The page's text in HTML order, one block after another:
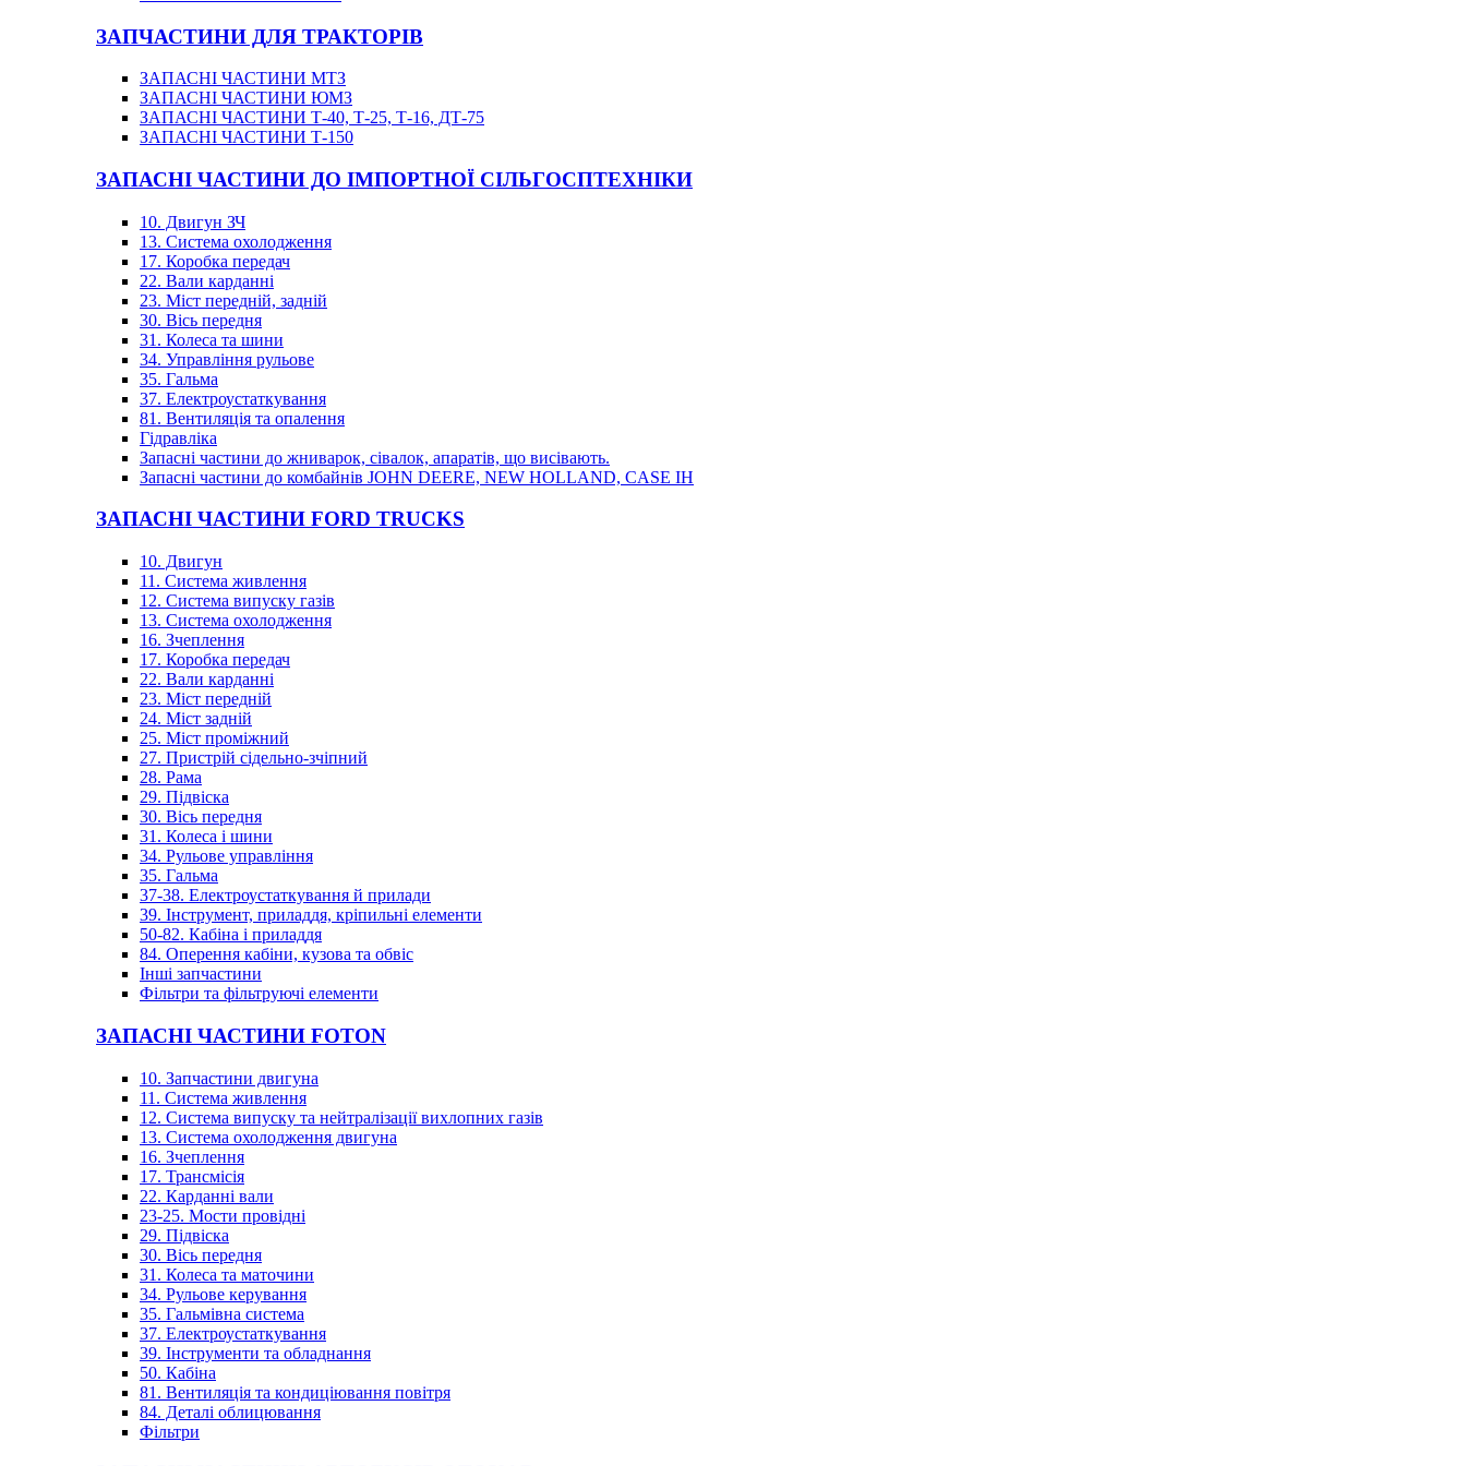
ЗАПЧАСТИНИ ДЛЯ ТРАКТОРІВ
ЗАПАСНІ ЧАСТИНИ МТЗ
ЗАПАСНІ ЧАСТИНИ ЮМЗ
ЗАПАСНІ ЧАСТИНИ Т-40, Т-25, Т-16, ДТ-75
ЗАПАСНІ ЧАСТИНИ Т-150
ЗАПАСНІ ЧАСТИНИ ДО ІМПОРТНОЇ СІЛЬГОСПТЕХНІКИ
10. Двигун ЗЧ
13. Система охолодження
17. Коробка передач
22. Вали карданні
23. Міст передній, задній
30. Вісь передня
31. Колеса та шини
34. Управління рульове
35. Гальма
37. Електроустаткування
81. Вентиляція та опалення
Гідравліка
Запасні частини до жниварок, сівалок, апаратів, що висівають.
Запасні частини до комбайнів JOHN DEERE, NEW HOLLAND, CASE IH
ЗАПАСНІ ЧАСТИНИ FORD TRUCKS
10. Двигун
11. Система живлення
12. Система випуску газів
13. Система охолодження
16. Зчеплення
17. Коробка передач
22. Вали карданні
23. Міст передній
24. Міст задній
25. Міст проміжний
27. Пристрій сідельно-зчіпний
28. Рама
29. Підвіска
30. Вісь передня
31. Колеса і шини
34. Рульове управління
35. Гальма
37-38. Електроустаткування й прилади
39. Інструмент, приладдя, кріпильні елементи
50-82. Кабіна і приладдя
84. Оперення кабіни, кузова та обвіс
Інші запчастини
Фільтри та фільтруючі елементи
ЗАПАСНІ ЧАСТИНИ FOTON
10. Запчастини двигуна
11. Система живлення
12. Система випуску та нейтралізації вихлопних газів
13. Система охолодження двигуна
16. Зчеплення
17. Трансмісія
22. Карданні вали
23-25. Мости провідні
29. Підвіска
30. Вісь передня
31. Колеса та маточини
34. Рульове керування
35. Гальмівна система
37. Електроустаткування
39. Інструменти та обладнання
50. Кабіна
81. Вентиляція та кондиціювання повітря
84. Деталі облицювання
Фільтри